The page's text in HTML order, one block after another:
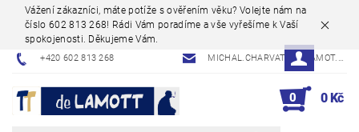
Vážení zákazníci, máte potíže s ověřením věku? Volejte nám na
číslo 602 813 268! Rádi Vám poradíme a vše vyřešíme k Vaší
spokojenosti. Děkujeme Vám.
+420 602 813 268 MICHAL.CHARVAT@DELAMOT.CZ
0 0 Kč